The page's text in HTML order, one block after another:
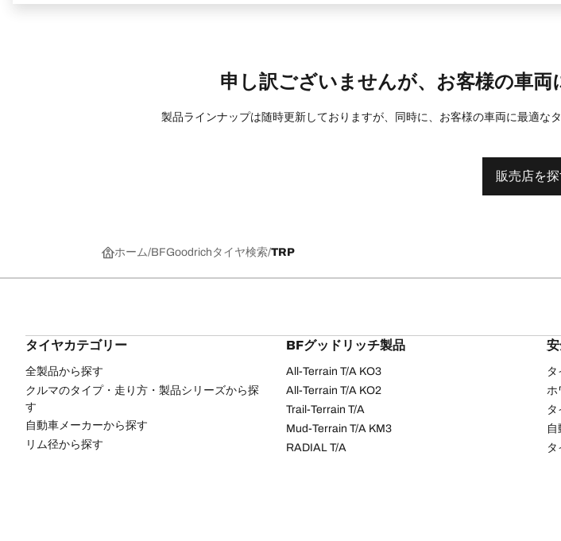
申し訳ございませんが、お客様の車両
製品ラインナップは随時更新しておりますが、同時に、お客様の車両に最適な
販売店を
ホーム BFGoodrichタイヤ検索 TRP
タイヤカテゴリー
全製品から探す
クルマのタイプ・走り方・製品シリーズから探
す
自動車メーカーから探す
リム径から探す
BFグッドリッチ製品
All-Terrain T/A KO3
All-Terrain T/A KO2
Trail-Terrain T/A
Mud-Terrain T/A KM3
RADIAL T/A
タ
ホ